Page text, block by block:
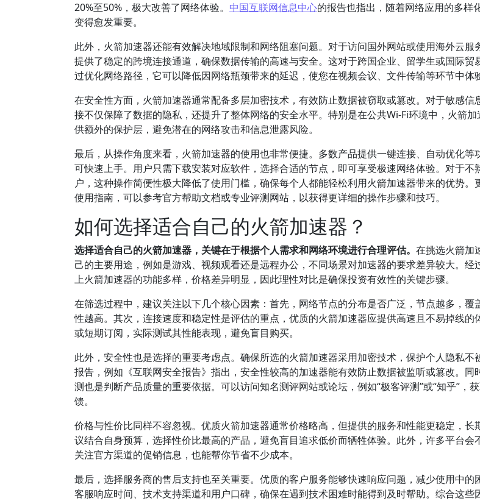
20%至50%，极大改善了网络体验。 中国互联网信息中心的报告也指出，随着网络应用的多样
变得愈发重要。
此外，火箭加速器还能有效解决地域限制和网络阻塞问题。对于访问国外网站或使用海外云服
提供了稳定的跨境连接通道，确保数据传输的高速与安全。这对于跨国企业、留学生或国际贸
过优化网络路径，它可以降低因网络瓶颈带来的延迟，使您在视频会议、文件传输等环节中体
在安全性方面，火箭加速器通常配备多层加密技术，有效防止数据被窃取或篡改。对于敏感信
接不仅保障了数据的隐私，还提升了整体网络的安全水平。特别是在公共Wi-Fi环境中，火箭
供额外的保护层，避免潜在的网络攻击和信息泄露风险。
最后，从操作角度来看，火箭加速器的使用也非常便捷。多数产品提供一键连接、自动优化等
可快速上手。用户只需下载安装对应软件，选择合适的节点，即可享受极速网络体验。对于不
户，这种操作简便性极大降低了使用门槛，确保每个人都能轻松利用火箭加速器带来的优势。
使用指南，可以参考官方帮助文档或专业评测网站，以获得更详细的操作步骤和技巧。
如何选择适合自己的火箭加速器？
选择适合自己的火箭加速器，关键在于根据个人需求和网络环境进行合理评估。 在挑选火箭加
己的主要用途，例如是游戏、视频观看还是远程办公，不同场景对加速器的要求差异较大。经
上火箭加速器的功能多样，价格差异明显，因此理性对比是确保投资有效性的关键步骤。
在筛选过程中，建议关注以下几个核心因素：首先，网络节点的分布是否广泛，节点越多，覆
性越高。其次，连接速度和稳定性是评估的重点，优质的火箭加速器应提供高速且不易掉线的
或短期订阅，实际测试其性能表现，避免盲目购买。
此外，安全性也是选择的重要考虑点。确保所选的火箭加速器采用加密技术，保护个人隐私不
报告，例如《互联网安全报告》指出，安全性较高的加速器能有效防止数据被监听或篡改。同
测也是判断产品质量的重要依据。可以访问知名测评网站或论坛，例如“极客评测”或“知乎”，
馈。
价格与性价比同样不容忽视。优质火箭加速器通常价格略高，但提供的服务和性能更稳定，长
议结合自身预算，选择性价比最高的产品，避免盲目追求低价而牺牲体验。此外，许多平台会
关注官方渠道的促销信息，也能帮你节省不少成本。
最后，选择服务商的售后支持也至关重要。优质的客户服务能够快速响应问题，减少使用中的
客服响应时间、技术支持渠道和用户口碑，确保在遇到技术困难时能得到及时帮助。综合这些